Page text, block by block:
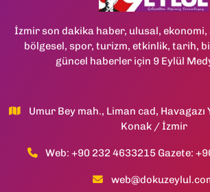
İzmir son dakika haber, ulusal,
bölgesel, spor, turizm, etkinlik, tarih,
güncel haberler için 9 Eylül
Umur Bey mah., Liman cad,
Konak / İzmir
Web: +90 232 4633215 Gazete: